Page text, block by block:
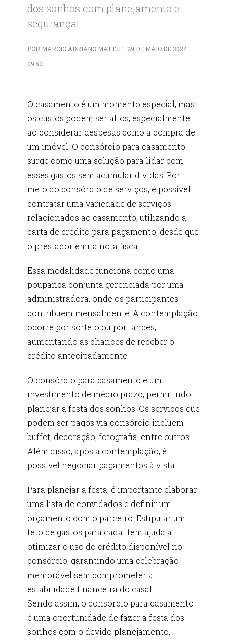
dos sonhos com planejamento e
segurança!
POR MARCIO ADRIANO MATTJE . 29 DE MAIO DE 2024 .
09:52
O casamento é um momento especial, mas
os custos podem ser altos, especialmente
ao considerar despesas como a compra de
um imóvel. O consórcio para casamento
surge como uma solução para lidar com
esses gastos sem acumular dívidas. Por
meio do consórcio de serviços, é possível
contratar uma variedade de serviços
relacionados ao casamento, utilizando a
carta de crédito para pagamento, desde que
o prestador emita nota fiscal.
Essa modalidade funciona como uma
poupança conjunta gerenciada por uma
administradora, onde os participantes
contribuem mensalmente. A contemplação
ocorre por sorteio ou por lances,
aumentando as chances de receber o
crédito antecipadamente.
O consórcio para casamento é um
investimento de médio prazo, permitindo
planejar a festa dos sonhos. Os serviços que
podem ser pagos via consórcio incluem
buffet, decoração, fotografia, entre outros.
Além disso, após a contemplação, é
possível negociar pagamentos à vista.
Para planejar a festa, é importante elaborar
uma lista de convidados e definir um
orçamento com o parceiro. Estipular um
teto de gastos para cada item ajuda a
otimizar o uso do crédito disponível no
consórcio, garantindo uma celebração
memorável sem comprometer a
estabilidade financeira do casal.
Sendo assim, o consórcio para casamento
é uma oportunidade de fazer a festa dos
sonhos com o devido planejamento,